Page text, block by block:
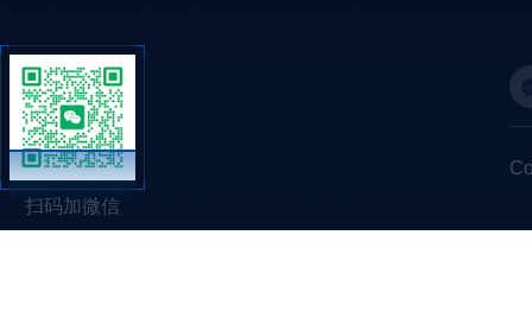
扫码加微信